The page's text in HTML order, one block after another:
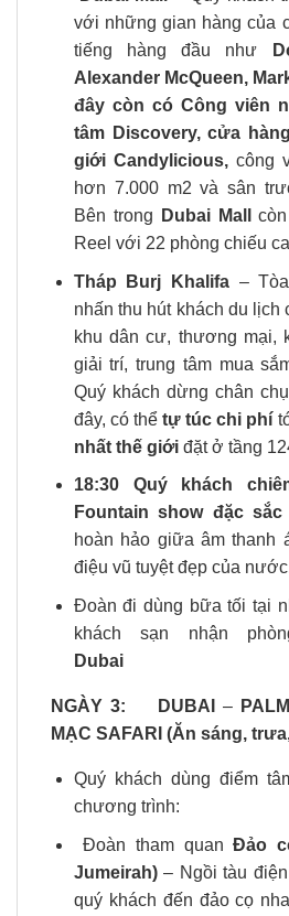
với những gian hàng của
tiếng hàng đầu như
Alexander McQueen,
đây còn có Công viên
tâm Discovery, cửa
giới Candylicious, công
hơn 7.000 m2 và sân
Bên trong
Dubai Mall
Reel với 22 phòng chiếu
Tháp Burj Khalifa –
nhấn thu hút khách du lịch
khu dân cư, thương mại,
giải trí, trung tâm mua
Quý khách dừng chân
đây, có thểtự túc chi phí
nhất thế giới đặt ở tầng
18:30
Quý khách
Fountain show đặc sắc
hoàn hảo giữa âm thanh
điệu vũ tuyệt đẹp của
Đoàn đi dùng bữa tối tại
khách sạn nhận
Dubai
NGÀY 3: DUBAI–
MẠC SAFARI (Ăn sáng,
Quý khách dùng điểm
chương trình:
Đoàn tham quanĐảo
Jumeirah)– Ngồi tàu
quý khách đến đảo cọ